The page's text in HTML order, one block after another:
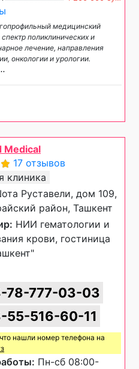
медицинский
поликлинических и
лечение, направления
онкологии и урологии.
Medical
17 отзывов
клиника
Руставели, дом 109,
район, Ташкент
НИИ гематологии и
крови, гостиница
78-777-03-03
55-516-60-11
нашли номер телефона на
Пн-сб 08:00-